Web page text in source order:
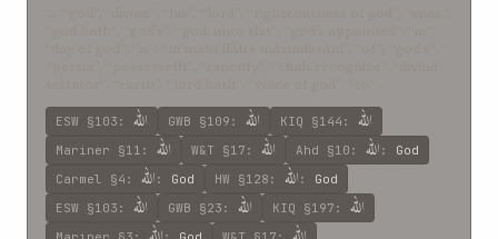
ESW §103 : اللّه GWB §109 : اللّه KIQ §144 : اللّه
Mariner §11 : اللّه W&T §17 : اللّه Ahd §10 : اللّه : God
Carmel §4 : اللّه : God HW §128 : اللّه : God
ESW §103 : اللّه GWB §23 : اللّه KIQ §197 : اللّه